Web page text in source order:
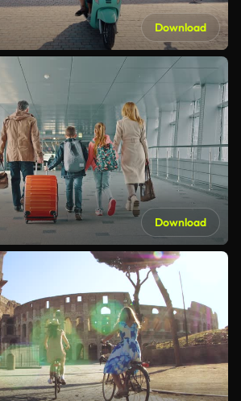
Download
Download